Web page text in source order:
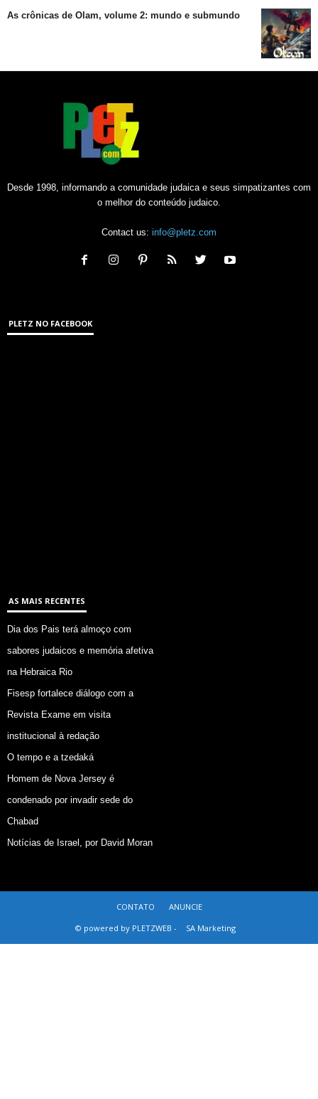
As crônicas de Olam, volume 2: mundo e submundo
Desde 1998, informando a comunidade judaica e seus simpatizantes com
o melhor do conteúdo judaico.
Contact us: info@pletz.com
PLETZ NO FACEBOOK
AS MAIS RECENTES
Dia dos Pais terá almoço com
sabores judaicos e memória afetiva
na Hebraica Rio
Fisesp fortalece diálogo com a
Revista Exame em visita
institucional à redação
O tempo e a tzedaká
Homem de Nova Jersey é
condenado por invadir sede do
Chabad
Notícias de Israel, por David Moran
CONTATO
ANUNCIE
© powered by PLETZWEB -
SA Marketing